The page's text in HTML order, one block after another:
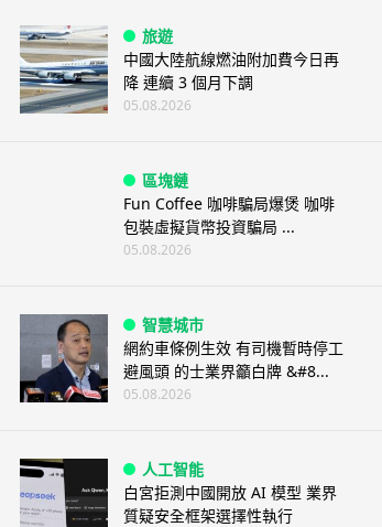
旅遊
中國大陸航線燃油附加費今日再
降 連續 3 個月下調
05.08.2026
區塊鏈
Fun Coffee 咖啡騙局爆煲 咖啡
包裝虛擬貨幣投資騙局 ...
05.08.2026
智慧城市
網約車條例生效 有司機暫時停工
避風頭 的士業界籲白牌 &#8...
05.08.2026
人工智能
白宮拒測中國開放 AI 模型 業界
質疑安全框架選擇性執行